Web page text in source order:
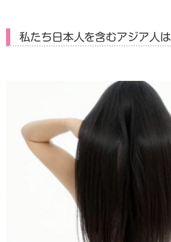
私たち日本人を含むアジア人は